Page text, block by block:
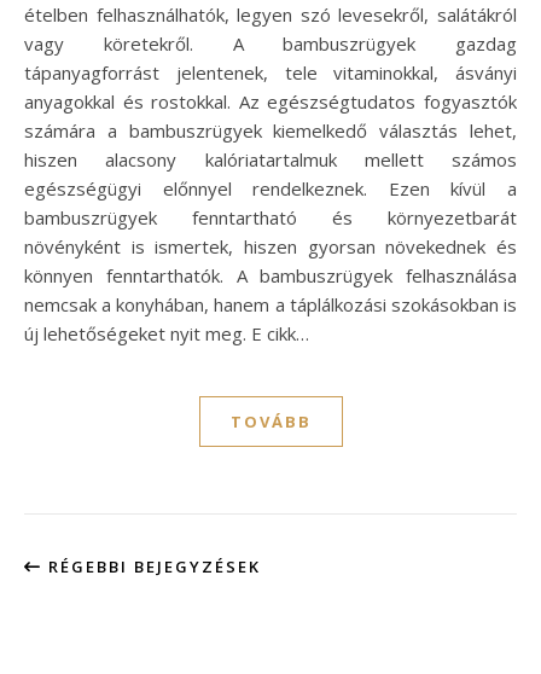
ételben felhasználhatók, legyen szó levesekről, salátákról
vagy köretekről. A bambuszrügyek gazdag
tápanyagforrást jelentenek, tele vitaminokkal, ásványi
anyagokkal és rostokkal. Az egészségtudatos fogyasztók
számára a bambuszrügyek kiemelkedő választás lehet,
hiszen alacsony kalóriatartalmuk mellett számos
egészségügyi előnnyel rendelkeznek. Ezen kívül a
bambuszrügyek fenntartható és környezetbarát
növényként is ismertek, hiszen gyorsan növekednek és
könnyen fenntarthatók. A bambuszrügyek felhasználása
nemcsak a konyhában, hanem a táplálkozási szokásokban is
új lehetőségeket nyit meg. E cikk…
TOVÁBB
RÉGEBBI BEJEGYZÉSEK